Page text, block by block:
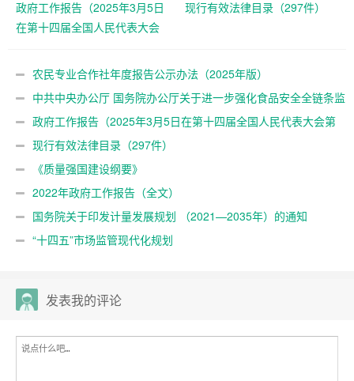
政府工作报告（2025年3月5日
在第十四届全国人民代表大会
现行有效法律目录（297件）
农民专业合作社年度报告公示办法（2025年版）
中共中央办公厅 国务院办公厅关于进一步强化食品安全全链条监
管的意见
政府工作报告（2025年3月5日在第十四届全国人民代表大会第
三次会议上）
现行有效法律目录（297件）
《质量强国建设纲要》
2022年政府工作报告（全文）
国务院关于印发计量发展规划 （2021—2035年）的通知
“十四五”市场监管现代化规划
发表我的评论